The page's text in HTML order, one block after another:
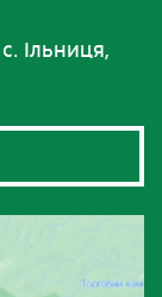
Ільниця,